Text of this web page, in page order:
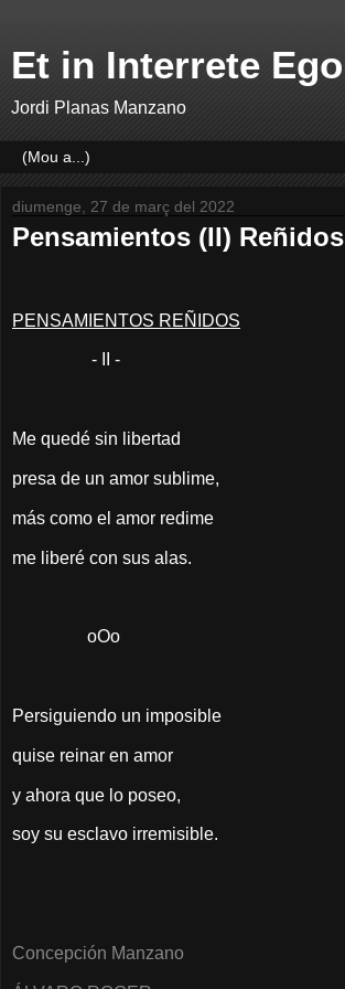
Et in Interrete Ego
Jordi Planas Manzano
diumenge, 27 de març del 2022
Pensamientos (II) Reñidos
PENSAMIENTOS REÑIDOS
- II -
Me quedé sin libertad
presa de un amor sublime,
más como el amor redime
me liberé con sus alas.
oOo
Persiguiendo un imposible
quise reinar en amor
y ahora que lo poseo,
soy su esclavo irremisible.
Concepción Manzano